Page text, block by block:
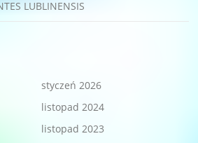
LUBLINENSIS
styczeń 2026
listopad 2024
listopad 2023